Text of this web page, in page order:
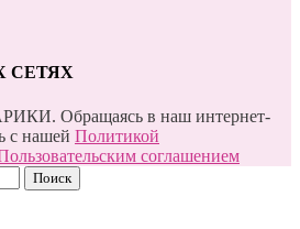
СЕТЯХ
Обращаясь в наш интернет-
с нашей Политикой
соглашением
Поиск